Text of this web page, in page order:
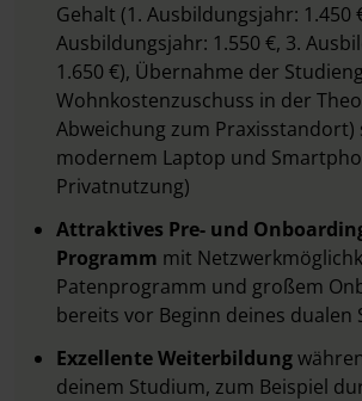
Gehalt (1. Ausbildungsjahr: 1.450
Ausbildungsjahr: 1.550 €, 3.
1.650 €), Übernahme der
Wohnkostenzuschuss in der
Abweichung zum Praxisstandort)
modernem Laptop und
Privatnutzung)
Attraktives Pre- und
Programm mit
Patenprogramm und großem
bereits vor Beginn deines dualen
Exzellente Weiterbildung
deinem Studium, zum Beispiel